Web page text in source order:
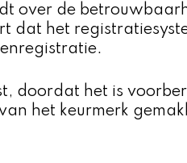
over de
dat het
doordat het is
het keurmerk